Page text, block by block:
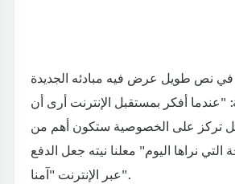
نص طويل عرض فيه مبادئه الجديدة
"عندما أفكر بمستقبل الإنترنت أرى أن
تركز على الخصوصية ستكون أهم من
التي نراها اليوم" معلنا نيته جعل الدفع
عبر الإنترنت "آمنا".